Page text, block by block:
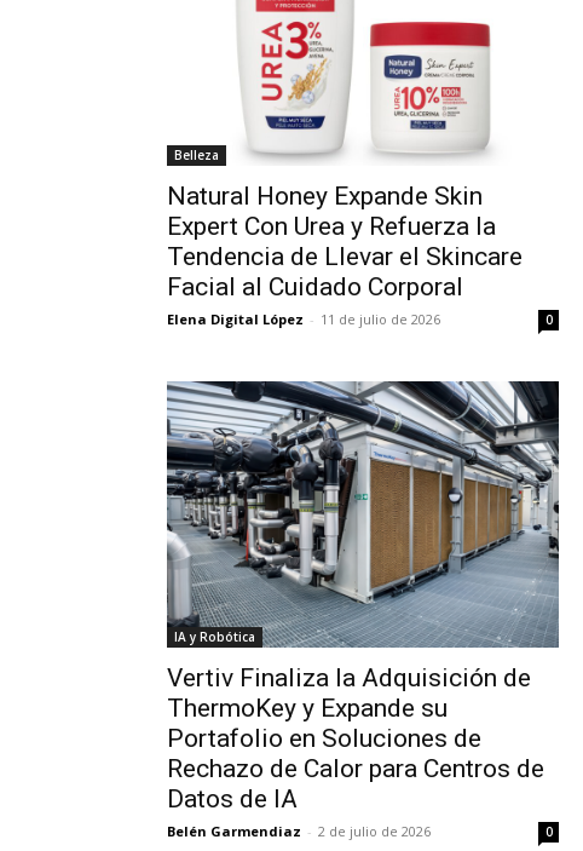
Belleza
Natural Honey Expande Skin
Expert Con Urea y Refuerza la
Tendencia de Llevar el Skincare
Facial al Cuidado Corporal
Elena Digital López - 11 de julio de 2026 0
IA y Robótica
Vertiv Finaliza la Adquisición de
ThermoKey y Expande su
Portafolio en Soluciones de
Rechazo de Calor para Centros de
Datos de IA
Belén Garmendiaz - 2 de julio de 2026 0